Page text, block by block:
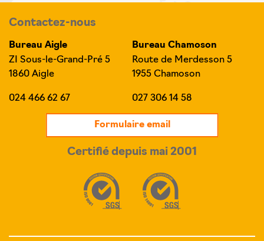
Contactez-nous
Bureau Aigle
ZI Sous-le-Grand-Pré 5
1860 Aigle
024 466 62 67
Formulaire email
Bureau Chamoson
Route de Merdesson 5
1955 Chamoson
027 306 14 58
Certifié depuis mai 2001